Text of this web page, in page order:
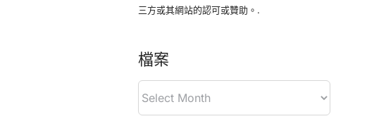
三方或其網站的認可或贊助。.
檔案